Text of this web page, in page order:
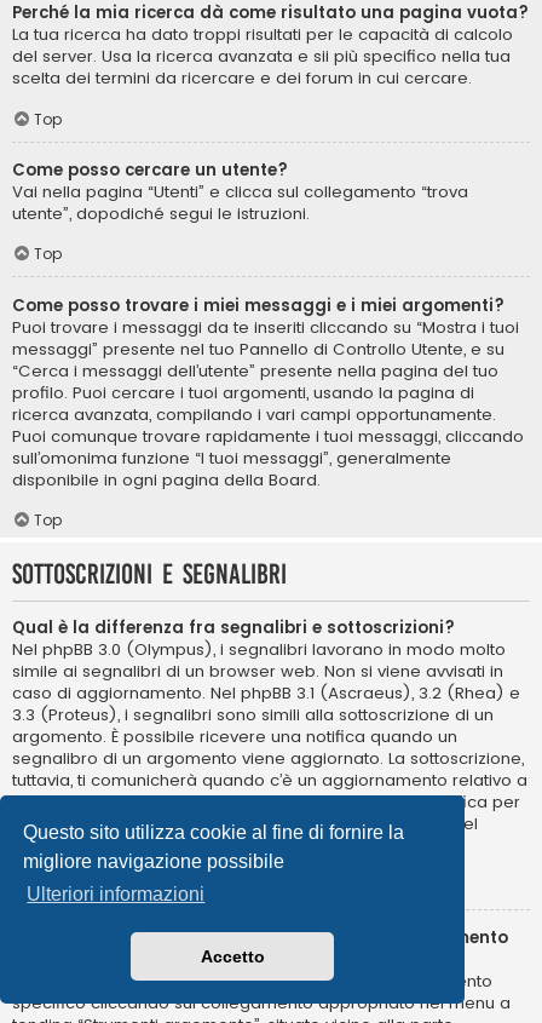
Questo sito utilizza cookie al fine di fornire la
migliore navigazione possibile
Ulteriori informazioni
Accetto
Perché la mia ricerca dà come risultato una pagina vuota?
La tua ricerca ha dato troppi risultati per le capacità di calcolo
del server. Usa la ricerca avanzata e sii più specifico nella tua
scelta dei termini da ricercare e dei forum in cui cercare.
Top
Come posso cercare un utente?
Vai nella pagina “Utenti” e clicca sul collegamento “trova
utente”, dopodiché segui le istruzioni.
Top
Come posso trovare i miei messaggi e i miei argomenti?
Puoi trovare i messaggi da te inseriti cliccando su “Mostra i tuoi
messaggi” presente nel tuo Pannello di Controllo Utente, e su
“Cerca i messaggi dell’utente” presente nella pagina del tuo
profilo. Puoi cercare i tuoi argomenti, usando la pagina di
ricerca avanzata, compilando i vari campi opportunamente.
Puoi comunque trovare rapidamente i tuoi messaggi, cliccando
sull’omonima funzione “I tuoi messaggi”, generalmente
disponibile in ogni pagina della Board.
Top
Sottoscrizioni e segnalibri
Qual è la differenza fra segnalibri e sottoscrizioni?
Nel phpBB 3.0 (Olympus), i segnalibri lavorano in modo molto
simile ai segnalibri di un browser web. Non si viene avvisati in
caso di aggiornamento. Nel phpBB 3.1 (Ascraeus), 3.2 (Rhea) e
3.3 (Proteus), i segnalibri sono simili alla sottoscrizione di un
argomento. È possibile ricevere una notifica quando un
segnalibro di un argomento viene aggiornato. La sottoscrizione,
tuttavia, ti comunicherà quando c’è un aggiornamento relativo a
un argomento o in un forum della Board. Opzioni di notifica per
segnalibri e sottoscrizioni possono essere configurate nel
Pannello di Controllo Utente, alla voce “Preferenze”.
Top
Come posso sottoscrivere un segnalibro o un argomento
Puoi aggiungere ai segnalibri o sottoscrivere un argomento
specifico cliccando sul collegamento appropriato nel menu a